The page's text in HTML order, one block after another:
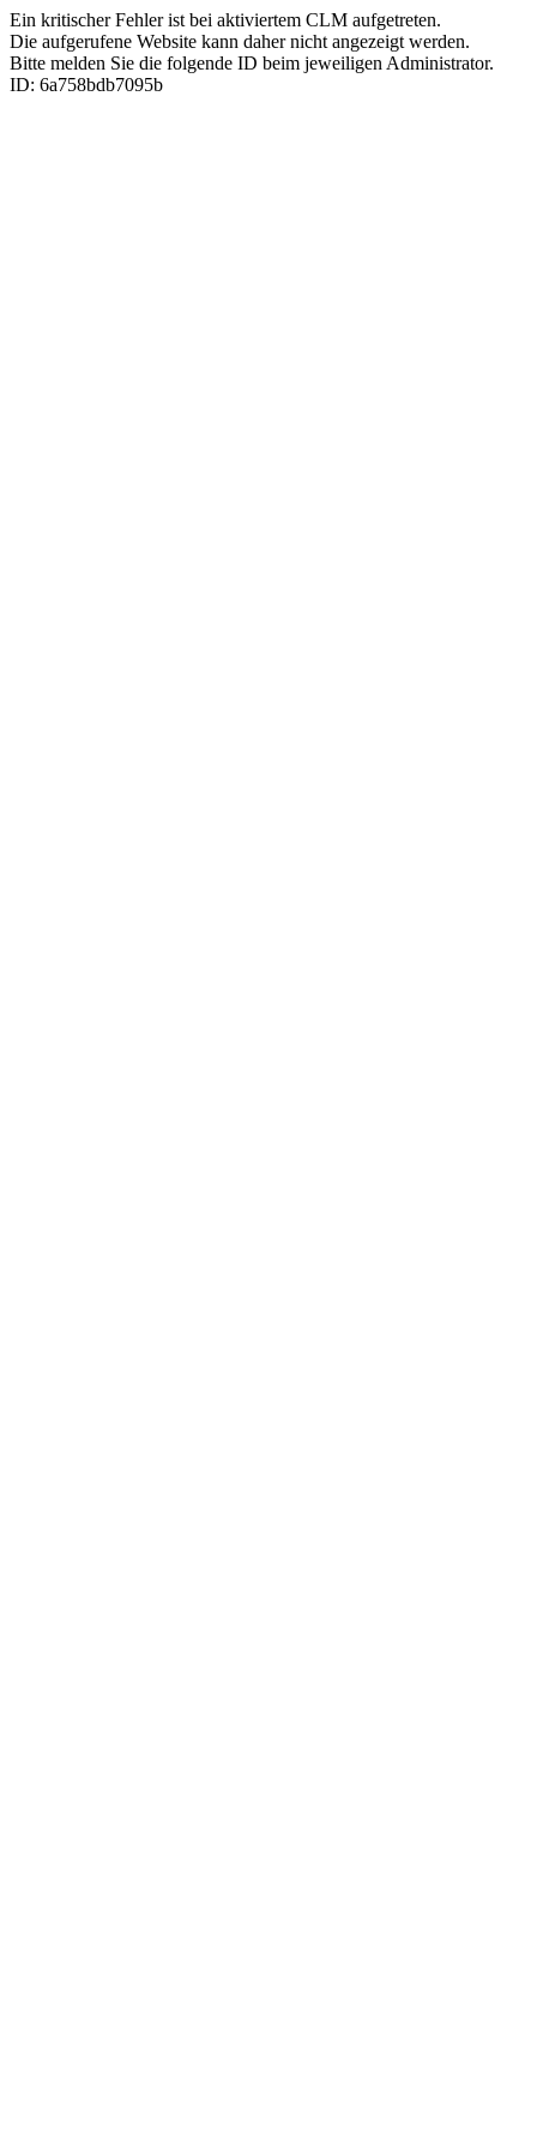
Ein kritischer Fehler ist bei aktiviertem CLM aufgetreten.
Die aufgerufene Website kann daher nicht angezeigt werden.
Bitte melden Sie die folgende ID beim jeweiligen Administrator.
ID: 6a758bdb7095b